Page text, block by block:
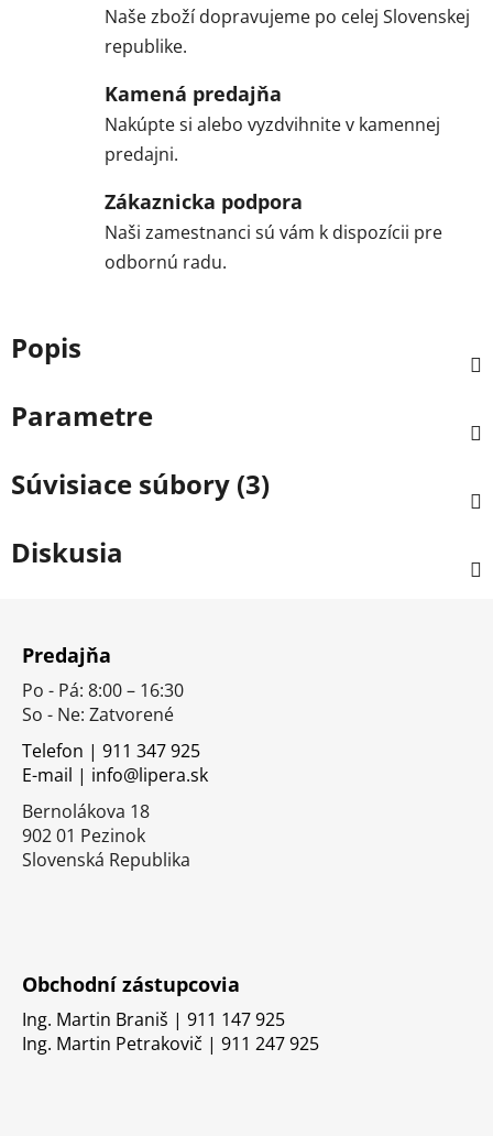
Naše zboží dopravujeme po celej Slovenskej
republike.
Kamená predajňa
Nakúpte si alebo vyzdvihnite v kamennej
predajni.
Zákaznicka podpora
Naši zamestnanci sú vám k dispozícii pre
odbornú radu.
Popis
Parametre
Súvisiace súbory (3)
Diskusia
Predajňa
Po - Pá: 8:00 – 16:30
So - Ne: Zatvorené
Telefon | 911 347 925
E-mail | info@lipera.sk
Bernolákova 18
902 01 Pezinok
Slovenská Republika
Obchodní zástupcovia
Ing. Martin Braniš | 911 147 925
Ing. Martin Petrakovič | 911 247 925